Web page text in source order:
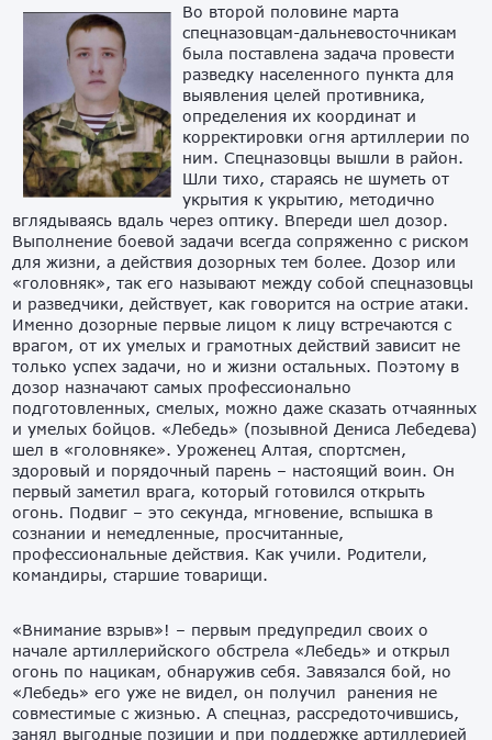
Во второй половине марта
спецназовцам-дальневосточникам
была поставлена задача провести
разведку населенного пункта для
выявления целей противника,
определения их координат и
корректировки огня артиллерии по
ним. Спецназовцы вышли в район.
Шли тихо, стараясь не шуметь от
укрытия к укрытию, методично
вглядываясь вдаль через оптику. Впереди шел дозор.
Выполнение боевой задачи всегда сопряженно с риском
для жизни, а действия дозорных тем более. Дозор или
«головняк», так его называют между собой спецназовцы
и разведчики, действует, как говорится на острие атаки.
Именно дозорные первые лицом к лицу встречаются с
врагом, от их умелых и грамотных действий зависит не
только успех задачи, но и жизни остальных. Поэтому в
дозор назначают самых профессионально
подготовленных, смелых, можно даже сказать отчаянных
и умелых бойцов. «Лебедь» (позывной Дениса Лебедева)
шел в «головняке». Уроженец Алтая, спортсмен,
здоровый и порядочный парень – настоящий воин. Он
первый заметил врага, который готовился открыть
огонь. Подвиг – это секунда, мгновение, вспышка в
сознании и немедленные, просчитанные,
профессиональные действия. Как учили. Родители,
командиры, старшие товарищи.
«Внимание взрыв»! – первым предупредил своих о
начале артиллерийского обстрела «Лебедь» и открыл
огонь по нацикам, обнаружив себя. Завязался бой, но
«Лебедь» его уже не видел, он получил ранения не
совместимые с жизнью. А спецназ, рассредоточившись,
занял выгодные позиции и при поддержке артиллерией